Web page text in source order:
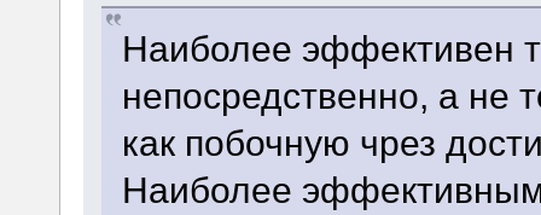
Наиболее эффективен
непосредственно, а не
как побочную чрез
Наиболее